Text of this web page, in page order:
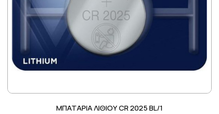
ΜΠΑΤΑΡΙΑ ΛΙΘΙΟΥ CR 2025 BL/1